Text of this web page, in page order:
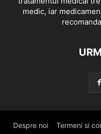
medic, iar
Despre noi Termeni si